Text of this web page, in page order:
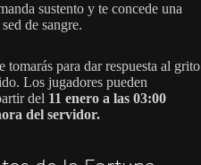
sustento y te concede una
de sangre.
para dar respuesta al grito
Los jugadores pueden
del 11 enero a las 03:00
del servidor.